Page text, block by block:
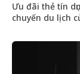
Ưu đãi thẻ tín
chuyến du lịch